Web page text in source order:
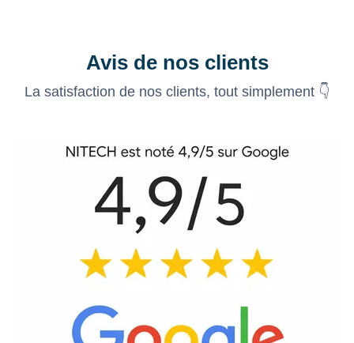
Avis de nos clients
La satisfaction de nos clients, tout simplement 👇